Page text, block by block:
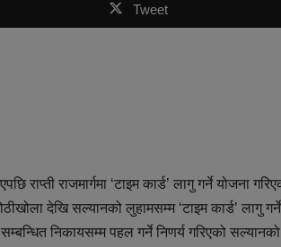
Tweet
राप्ती राजमार्गमा ‘टाइम कार्ड’ लागु गर्ने योजना
देखि सल्यानको लुहामसम्म ‘टाइम कार्ड’ लागु गर्ने
सम्बन्धित निकायसम्म पहल गर्ने निणर्य गरिएको सल्यानको